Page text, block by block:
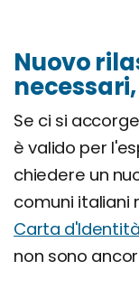
Nuovo
Se ci si
è valido per
chiedere un
comuni italiani
Carta
non sono